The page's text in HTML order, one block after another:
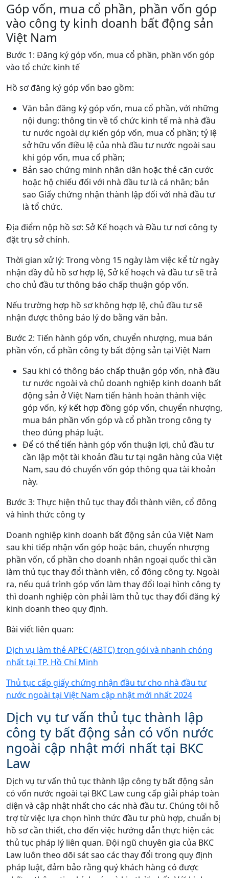
Góp vốn, mua cổ phần, phần vốn góp
vào công ty kinh doanh bất động sản
Việt Nam
Bước 1: Đăng ký góp vốn, mua cổ phần, phần vốn góp
vào tổ chức kinh tế
Hồ sơ đăng ký góp vốn bao gồm:
Văn bản đăng ký góp vốn, mua cổ phần, với những
nội dung: thông tin về tổ chức kinh tế mà nhà đầu
tư nước ngoài dự kiến góp vốn, mua cổ phần; tỷ lệ
sở hữu vốn điều lệ của nhà đầu tư nước ngoài sau
khi góp vốn, mua cổ phần;
Bản sao chứng minh nhân dân hoặc thẻ căn cước
hoặc hộ chiếu đối với nhà đầu tư là cá nhân; bản
sao Giấy chứng nhận thành lập đối với nhà đầu tư
là tổ chức.
Địa điểm nộp hồ sơ: Sở Kế hoạch và Đầu tư nơi công ty
đặt trụ sở chính.
Thời gian xử lý: Trong vòng 15 ngày làm việc kể từ ngày
nhận đầy đủ hồ sơ hợp lệ, Sở kế hoạch và đầu tư sẽ trả
cho chủ đầu tư thông báo chấp thuận góp vốn.
Nếu trường hợp hồ sơ không hợp lệ, chủ đầu tư sẽ
nhận được thông báo lý do bằng văn bản.
Bước 2: Tiến hành góp vốn, chuyển nhượng, mua bán
phần vốn, cổ phần công ty bất động sản tại Việt Nam
Sau khi có thông báo chấp thuận góp vốn, nhà đầu
tư nước ngoài và chủ doanh nghiệp kinh doanh bất
động sản ở Việt Nam tiến hành hoàn thành việc
góp vốn, ký kết hợp đồng góp vốn, chuyển nhượng,
mua bán phần vốn góp và cổ phần trong công ty
theo đúng pháp luật.
Để có thể tiến hành góp vốn thuận lợi, chủ đầu tư
cần lập một tài khoản đầu tư tại ngân hàng của Việt
Nam, sau đó chuyển vốn góp thông qua tài khoản
này.
Bước 3: Thực hiện thủ tục thay đổi thành viên, cổ đông
và hình thức công ty
Doanh nghiệp kinh doanh bất động sản của Việt Nam
sau khi tiếp nhận vốn góp hoặc bán, chuyển nhượng
phần vốn, cổ phần cho doanh nhân ngoại quốc thì cần
làm thủ tục thay đổi thành viên, cổ đông công ty. Ngoài
ra, nếu quá trình góp vốn làm thay đổi loại hình công ty
thì doanh nghiệp còn phải làm thủ tục thay đổi đăng ký
kinh doanh theo quy định.
Bài viết liên quan:
Dịch vụ làm thẻ APEC (ABTC) trọn gói và nhanh chóng
nhất tại TP. Hồ Chí Minh
Thủ tục cấp giấy chứng nhận đầu tư cho nhà đầu tư
nước ngoài tại Việt Nam cập nhật mới nhất 2024
Dịch vụ tư vấn thủ tục thành lập
công ty bất động sản có vốn nước
ngoài cập nhật mới nhất tại BKC
Law
Dịch vụ tư vấn thủ tục thành lập công ty bất động sản
có vốn nước ngoài tại BKC Law cung cấp giải pháp toàn
diện và cập nhật nhất cho các nhà đầu tư. Chúng tôi hỗ
trợ từ việc lựa chọn hình thức đầu tư phù hợp, chuẩn bị
hồ sơ cần thiết, cho đến việc hướng dẫn thực hiện các
thủ tục pháp lý liên quan. Đội ngũ chuyên gia của BKC
Law luôn theo dõi sát sao các thay đổi trong quy định
pháp luật, đảm bảo rằng quý khách hàng có được